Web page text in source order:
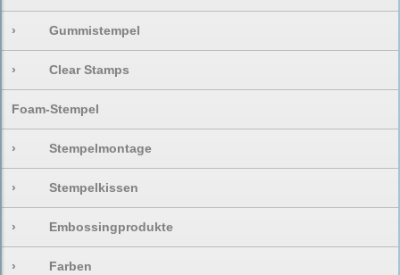
› Gummistempel
› Clear Stamps
Foam-Stempel
› Stempelmontage
› Stempelkissen
› Embossingprodukte
› Farben